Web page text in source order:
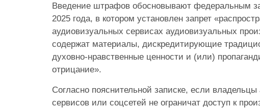
Введение штрафов обосновывают федеральным
2025 года, в котором установлен запрет
аудиовизуальных сервисах аудиовизуальных
содержат материалы, дискредитирующие
духовно-нравственные ценности и (или)
отрицание».
Согласно пояснительной записке, если
сервисов или соцсетей не ограничат доступ к